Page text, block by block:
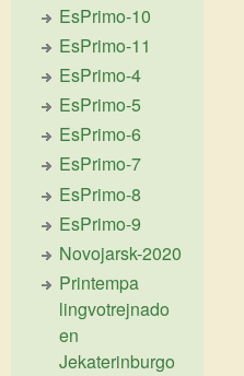
EsPrimo-10
EsPrimo-11
EsPrimo-4
EsPrimo-5
EsPrimo-6
EsPrimo-7
EsPrimo-8
EsPrimo-9
Novojarsk-2020
Printempa
lingvotrejnado
en
Jekaterinburgo